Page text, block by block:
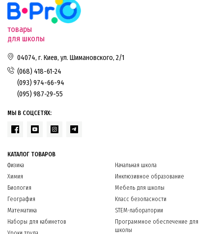
товары
для школы
04074, г. Киев, ул. Шимановского, 2/1
(068) 418-61-24
(093) 974-66-94
(095) 987-29-55
МЫ В СОЦСЕТЯХ:
КАТАЛОГ ТОВАРОВ
Физика
Химия
Биология
География
Математика
Наборы для кабинетов
Начальная школа
Инклюзивное образование
Мебель для школы
Класс безопасности
STEM-лаборатории
Программное обеспечение для
школы